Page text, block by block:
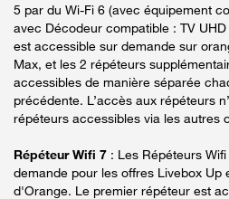
5 par du Wi-Fi 6 (avec équipement
avec Décodeur compatible : TV
est accessible sur demande sur
Max, et les 2 répéteurs
accessibles de manière séparée
précédente. L’accès aux répéteurs
répéteurs accessibles via les autres
Répéteur Wifi 7 : Les Répéteurs
demande pour les offres Livebox Up
d'Orange. Le premier répéteur est